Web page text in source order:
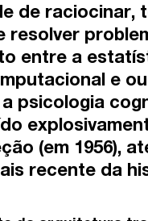
de raciocinar,
resolver
entre a
e
psicologia
(em 1956),
recente da